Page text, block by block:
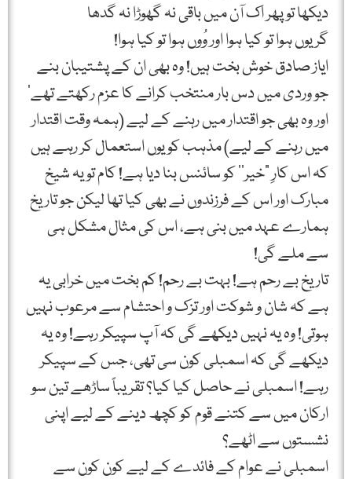
دیکھا تو پھر اک آن میں باقی نہ گھوڑا نہ گدھا
گر یوں ہوا تو کیا ہوا اور وُوں ہوا تو کیا ہوا!
ایاز صادق خوش بخت ہیں! وہ بھی ان کے پشتیبان بنے
جو وردی میں دس بار منتخب کرانے کا عزم رکھتے تھے‘
اور وہ بھی جو اقتدار میں رہنے کے لیے (ہمہ وقت اقتدار
میں رہنے کے لیے) مذہب کو یوں استعمال کر رہے ہیں
کہ اس کارِ ”خیر‘‘ کو سائنس بنا دیا ہے! کام تو یہ شیخ
مبارک اور اس کے فرزندوں نے بھی کیا تھا لیکن جو تاریخ
ہمارے عہد میں بنی ہے، اس کی مثال مشکل ہی
سے ملے گی!
تاریخ بے رحم ہے! بہت بے رحم! کم بخت میں خرابی یہ
ہے کہ شان و شوکت اور تزک و احتشام سے مرعوب نہیں
ہوتی! وہ یہ نہیں دیکھے گی کہ آپ سپیکر رہے! وہ یہ
دیکھے گی کہ اسمبلی کون سی تھی، جس کے سپیکر
رہے! اسمبلی نے حاصل کیا کیا؟ تقریباً ساڑھے تین سو
ارکان میں سے کتنے قوم کو کچھ دینے کے لیے اپنی
نشستوں سے اٹھے؟
اسمبلی نے عوام کے فائدے کے لیے کون کون سے